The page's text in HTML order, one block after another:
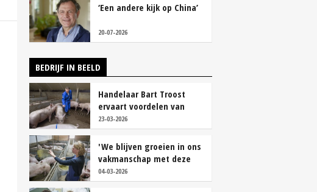
‘Een andere kijk op China’
20-07-2026
BEDRIJF IN BEELD
Handelaar Bart Troost
ervaart voordelen van
coöperatieve voerfusie
23-03-2026
'We blijven groeien in ons
vakmanschap met deze
teamaanpak'
04-03-2026